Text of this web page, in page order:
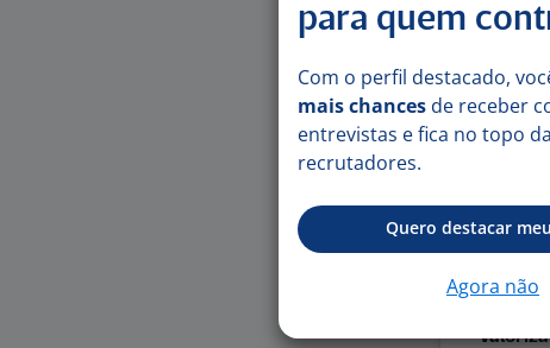
para quem
Com o perfil destacado,
mais chances de receber
entrevistas e fica no topo
recrutadores.
Quero destacar
Agora não